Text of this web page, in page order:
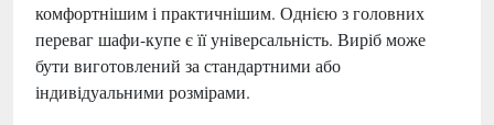
комфортнішим і практичнішим. Однією з головних
переваг шафи-купе є її універсальність. Виріб може
бути виготовлений за стандартними або
індивідуальними розмірами.